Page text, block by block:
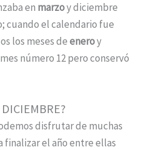
en marzoy diciembre
cuando el calendario fue
los meses deeneroy
número 12 pero conservó
disfrutar de muchas
finalizar el año entre ellas